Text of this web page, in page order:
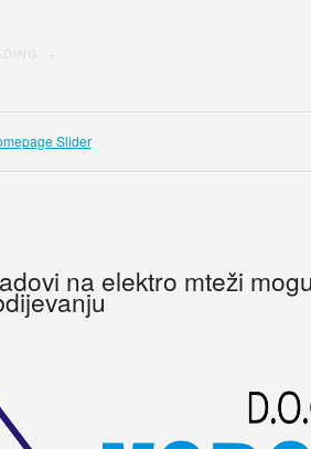
Slider
na elektro mteži